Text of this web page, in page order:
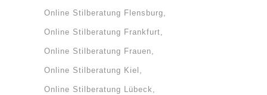
Online Stilberatung Flensburg
Online Stilberatung Frankfurt
Online Stilberatung Frauen
Online Stilberatung Kiel
Online Stilberatung Lübeck